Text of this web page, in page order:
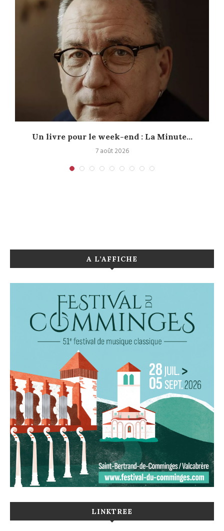
Un livre pour le week-end : La Minute...
7 août 2026
A L’AFFICHE
LINKTREE